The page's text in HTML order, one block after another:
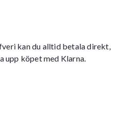
kan du alltid betala direkt,
upp köpet med Klarna.